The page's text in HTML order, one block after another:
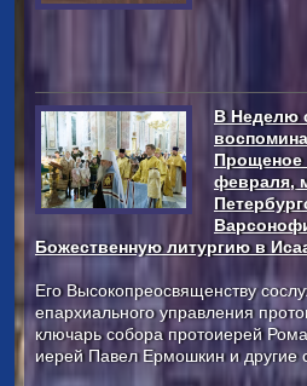
В Неделю
Прощеное
февраля,
Божественную литургию в
Его Высокопреосвященству
епархиального управления
ключарь собора протоиерей
иерей Павел Ермошкин и другие